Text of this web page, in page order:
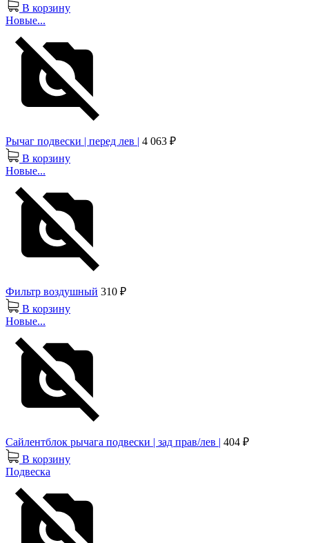
В корзину
Новые...
Рычаг подвески | перед лев | 4 063 ₽
В корзину
Новые...
Фильтр воздушный 310 ₽
В корзину
Новые...
Сайлентблок рычага подвески | зад прав/лев | 404 ₽
В корзину
Подвеска